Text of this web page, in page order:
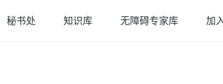
秘书处 知识库 无障碍专家库 加